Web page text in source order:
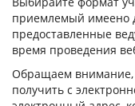
приемлемый имеено
предоставленные
время проведения
Обращаем внимание,
получить с